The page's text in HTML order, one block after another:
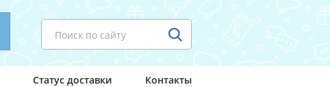
Поиск по сайту
Статус доставки Контакты